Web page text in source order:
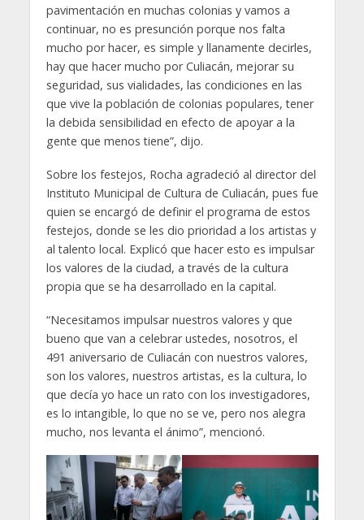
pavimentación en muchas colonias y vamos a
continuar, no es presunción porque nos falta
mucho por hacer, es simple y llanamente decirles,
hay que hacer mucho por Culiacán, mejorar su
seguridad, sus vialidades, las condiciones en las
que vive la población de colonias populares, tener
la debida sensibilidad en efecto de apoyar a la
gente que menos tiene”, dijo.
Sobre los festejos, Rocha agradeció al director del
Instituto Municipal de Cultura de Culiacán, pues fue
quien se encargó de definir el programa de estos
festejos, donde se les dio prioridad a los artistas y
al talento local. Explicó que hacer esto es impulsar
los valores de la ciudad, a través de la cultura
propia que se ha desarrollado en la capital.
“Necesitamos impulsar nuestros valores y que
bueno que van a celebrar ustedes, nosotros, el
491 aniversario de Culiacán con nuestros valores,
son los valores, nuestros artistas, es la cultura, lo
que decía yo hace un rato con los investigadores,
es lo intangible, lo que no se ve, pero nos alegra
mucho, nos levanta el ánimo”, mencionó.